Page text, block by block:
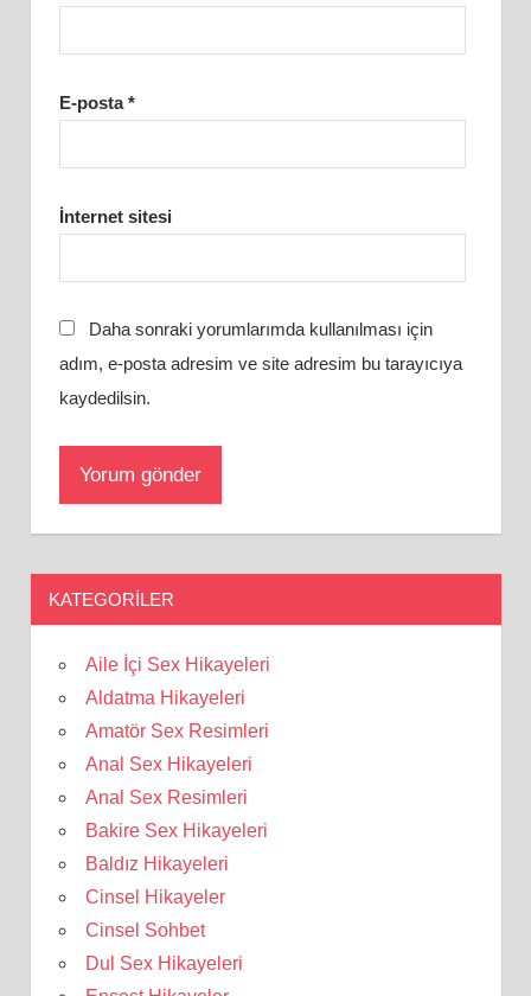
E-posta*
İnternet sitesi
Daha sonraki yorumlarımda kullanılması için
adım, e-posta adresim ve site adresim bu tarayıcıya
kaydedilsin.
KATEGORILER
Aile İçi Sex Hikayeleri
Aldatma Hikayeleri
Amatör Sex Resimleri
Anal Sex Hikayeleri
Anal Sex Resimleri
Bakire Sex Hikayeleri
Baldız Hikayeleri
Cinsel Hikayeler
Cinsel Sohbet
Dul Sex Hikayeleri